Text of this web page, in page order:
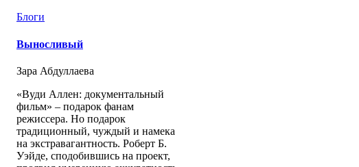
Блоги
Выносливый
Зара Абдуллаева
«Вуди Аллен: документальный
фильм» – подарок фанам
режиссера. Но подарок
традиционный, чуждый и намека
на экстравагантность. Роберт Б.
Уэйде, сподобившись на проект,